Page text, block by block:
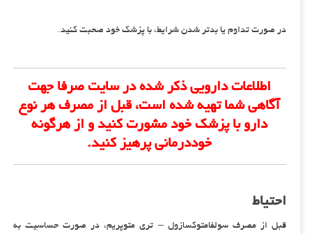
در صورت تداوم یا بدتر شدن شرایط، با پزشک خود صحبت کنید.
اطلاعات دارویی ذکر شده در سایت صرفا جهت
آگاهی شما تهیه شده است، قبل از مصرف هر نوع
دارو با پزشک خود مشورت کنید و از هرگونه
خوددرمانی پرهیز کنید.
احتیاط
قبل از مصرف سولفامتوکسازول – تری متوپریم، در صورت حساسیت به